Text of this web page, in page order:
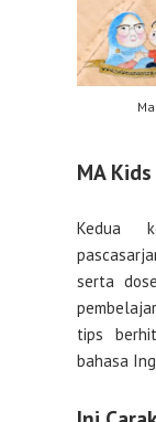
MA
Kedua
serta
tips
bahasa